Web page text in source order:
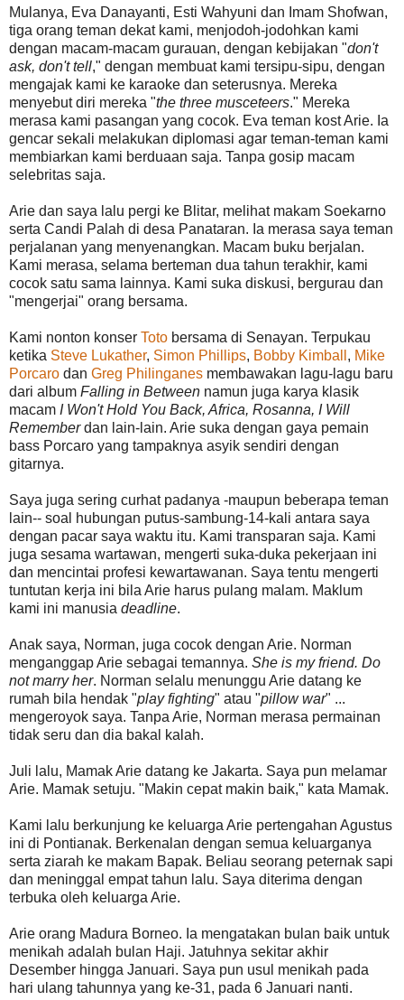
Mulanya, Eva Danayanti, Esti Wahyuni dan Imam Shofwan,
tiga orang teman dekat kami, menjodoh-jodohkan kami
dengan macam-macam gurauan, dengan kebijakan "don't
ask, don't tell," dengan membuat kami tersipu-sipu, dengan
mengajak kami ke karaoke dan seterusnya. Mereka
menyebut diri mereka "the three musceteers." Mereka
merasa kami pasangan yang cocok. Eva teman kost Arie. Ia
gencar sekali melakukan diplomasi agar teman-teman kami
membiarkan kami berduaan saja. Tanpa gosip macam
selebritas saja.
Arie dan saya lalu pergi ke Blitar, melihat makam Soekarno
serta Candi Palah di desa Panataran. Ia merasa saya teman
perjalanan yang menyenangkan. Macam buku berjalan.
Kami merasa, selama berteman dua tahun terakhir, kami
cocok satu sama lainnya. Kami suka diskusi, bergurau dan
"mengerjai" orang bersama.
Kami nonton konser Toto bersama di Senayan. Terpukau
ketika Steve Lukather, Simon Phillips, Bobby Kimball , Mike
Porcaro dan Greg Philinganes membawakan lagu-lagu baru
dari album Falling in Between namun juga karya klasik
macam I Won't Hold You Back, Africa, Rosanna, I Will
Rememberdan lain-lain. Arie suka dengan gaya pemain
bass Porcaro yang tampaknya asyik sendiri dengan
gitarnya.
Saya juga sering curhat padanya -maupun beberapa teman
lain-- soal hubungan putus-sambung-14-kali antara saya
dengan pacar saya waktu itu. Kami transparan saja. Kami
juga sesama wartawan, mengerti suka-duka pekerjaan ini
dan mencintai profesi kewartawanan. Saya tentu mengerti
tuntutan kerja ini bila Arie harus pulang malam. Maklum
kami ini manusia deadline.
Anak saya, Norman, juga cocok dengan Arie. Norman
menganggap Arie sebagai temannya. She is my friend. Do
not marry her. Norman selalu menunggu Arie datang ke
rumah bila hendak "play fighting" atau "pillow war" ...
mengeroyok saya. Tanpa Arie, Norman merasa permainan
tidak seru dan dia bakal kalah.
Juli lalu, Mamak Arie datang ke Jakarta. Saya pun melamar
Arie. Mamak setuju. "Makin cepat makin baik," kata Mamak.
Kami lalu berkunjung ke keluarga Arie pertengahan Agustus
ini di Pontianak. Berkenalan dengan semua keluarganya
serta ziarah ke makam Bapak. Beliau seorang peternak sapi
dan meninggal empat tahun lalu. Saya diterima dengan
terbuka oleh keluarga Arie.
Arie orang Madura Borneo. Ia mengatakan bulan baik untuk
menikah adalah bulan Haji. Jatuhnya sekitar akhir
Desember hingga Januari. Saya pun usul menikah pada
hari ulang tahunnya yang ke-31, pada 6 Januari nanti.